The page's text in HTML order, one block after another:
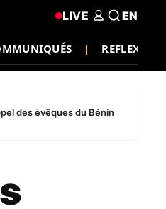
REFLEXION
LIVE EN
des évêques du Bénin